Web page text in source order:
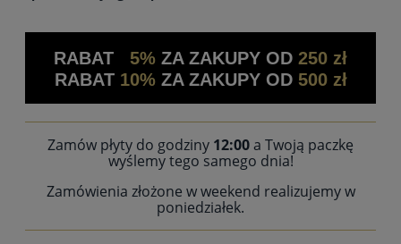
RABAT 5% ZA ZAKUPY OD 250 zł
RABAT 10%ZA ZAKUPY OD 500 zł
Zamów płyty do godziny 12:00a Twoją paczkę
wyślemy tego samego dnia!
Zamówienia złożone w weekend realizujemy w
poniedziałek.